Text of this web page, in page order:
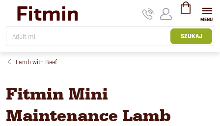
treści
SZUKAJ
KOSZYK
Lamb with Beef
Fitmin Mini
Maintenance Lamb